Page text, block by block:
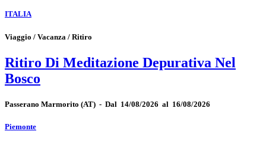
ITALIA
Viaggio / Vacanza / Ritiro
Ritiro Di Meditazione Depurativa Nel
Bosco
Passerano Marmorito (AT) - Dal 14/08/2026 al 16/08/2026
Piemonte